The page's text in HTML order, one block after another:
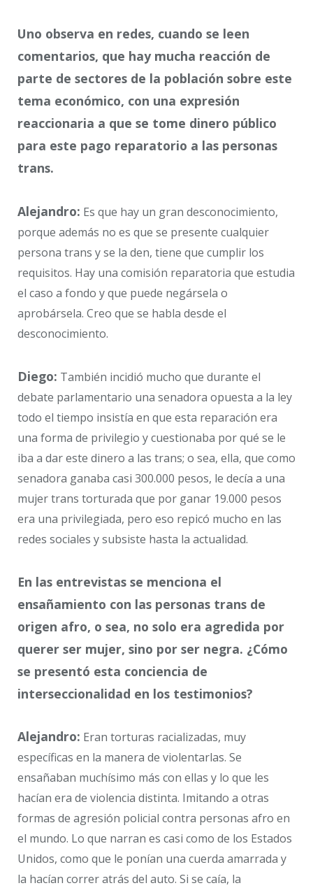
Uno observa en redes, cuando se leen
comentarios, que hay mucha reacción de
parte de sectores de la población sobre este
tema económico, con una expresión
reaccionaria a que se tome dinero público
para este pago reparatorio a las personas
trans.
Alejandro: Es que hay un gran desconocimiento,
porque además no es que se presente cualquier
persona trans y se la den, tiene que cumplir los
requisitos. Hay una comisión reparatoria que estudia
el caso a fondo y que puede negársela o
aprobársela. Creo que se habla desde el
desconocimiento.
Diego: También incidió mucho que durante el
debate parlamentario una senadora opuesta a la ley
todo el tiempo insistía en que esta reparación era
una forma de privilegio y cuestionaba por qué se le
iba a dar este dinero a las trans; o sea, ella, que como
senadora ganaba casi 300.000 pesos, le decía a una
mujer trans torturada que por ganar 19.000 pesos
era una privilegiada, pero eso repicó mucho en las
redes sociales y subsiste hasta la actualidad.
En las entrevistas se menciona el
ensañamiento con las personas trans de
origen afro, o sea, no solo era agredida por
querer ser mujer, sino por ser negra. ¿Cómo
se presentó esta conciencia de
interseccionalidad en los testimonios?
Alejandro: Eran torturas racializadas, muy
específicas en la manera de violentarlas. Se
ensañaban muchísimo más con ellas y lo que les
hacían era de violencia distinta. Imitando a otras
formas de agresión policial contra personas afro en
el mundo. Lo que narran es casi como de los Estados
Unidos, como que le ponían una cuerda amarrada y
la hacían correr atrás del auto. Si se caía, la